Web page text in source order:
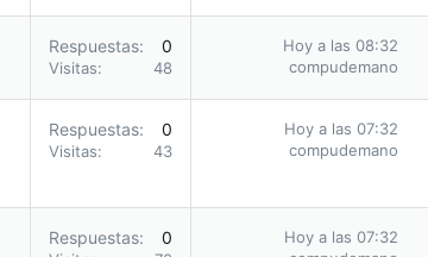
Respuestas 0
Visitas 48
Hoy a las 08:32
compudemano
Respuestas 0
Visitas 43
Hoy a las 07:32
compudemano
Respuestas 0
Hoy a las 07:32